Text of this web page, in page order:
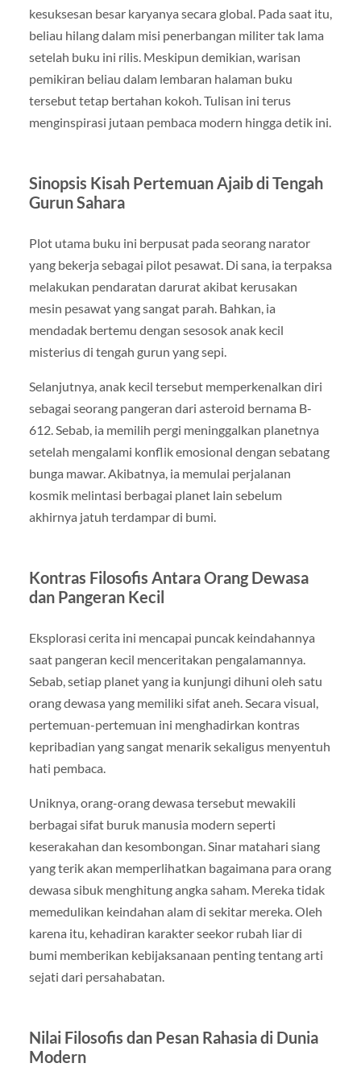
kesuksesan besar karyanya secara global. Pada saat itu,
beliau hilang dalam misi penerbangan militer tak lama
setelah buku ini rilis. Meskipun demikian, warisan
pemikiran beliau dalam lembaran halaman buku
tersebut tetap bertahan kokoh. Tulisan ini terus
menginspirasi jutaan pembaca modern hingga detik ini.
Sinopsis Kisah Pertemuan Ajaib di Tengah
Gurun Sahara
Plot utama buku ini berpusat pada seorang narator
yang bekerja sebagai pilot pesawat. Di sana, ia terpaksa
melakukan pendaratan darurat akibat kerusakan
mesin pesawat yang sangat parah. Bahkan, ia
mendadak bertemu dengan sesosok anak kecil
misterius di tengah gurun yang sepi.
Selanjutnya, anak kecil tersebut memperkenalkan diri
sebagai seorang pangeran dari asteroid bernama B-
612. Sebab, ia memilih pergi meninggalkan planetnya
setelah mengalami konflik emosional dengan sebatang
bunga mawar. Akibatnya, ia memulai perjalanan
kosmik melintasi berbagai planet lain sebelum
akhirnya jatuh terdampar di bumi.
Kontras Filosofis Antara Orang Dewasa
dan Pangeran Kecil
Eksplorasi cerita ini mencapai puncak keindahannya
saat pangeran kecil menceritakan pengalamannya.
Sebab, setiap planet yang ia kunjungi dihuni oleh satu
orang dewasa yang memiliki sifat aneh. Secara visual,
pertemuan-pertemuan ini menghadirkan kontras
kepribadian yang sangat menarik sekaligus menyentuh
hati pembaca.
Uniknya, orang-orang dewasa tersebut mewakili
berbagai sifat buruk manusia modern seperti
keserakahan dan kesombongan. Sinar matahari siang
yang terik akan memperlihatkan bagaimana para orang
dewasa sibuk menghitung angka saham. Mereka tidak
memedulikan keindahan alam di sekitar mereka. Oleh
karena itu, kehadiran karakter seekor rubah liar di
bumi memberikan kebijaksanaan penting tentang arti
sejati dari persahabatan.
Nilai Filosofis dan Pesan Rahasia di Dunia
Modern